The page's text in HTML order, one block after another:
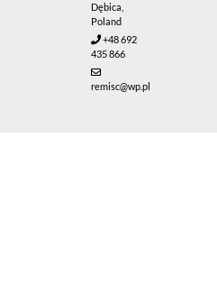
Dębica,
Poland
+48 692
435 866
remisc@wp.pl